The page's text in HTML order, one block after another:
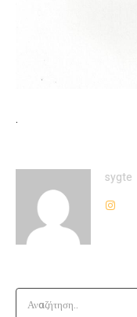
.
sygte
Αναζήτηση..